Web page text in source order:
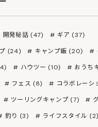
開発秘話 (47)
ギア (37)
(24)
キャンプ飯 (20)
ハウツー (10)
おうち
フェス (8)
コラボレーシ
ツーリングキャンプ (7)
釣り (3) ライフスタイル (2)